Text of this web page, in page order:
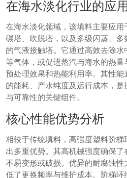
在海水淡化行业的应
在海水淡化领域，该填料主要应
碳塔、吹脱塔，以及多级闪蒸、
的气液接触塔。它通过高效去除
等气体，或促进蒸汽与海水的热
预处理效果和热能利用率。其性
的能耗、产水纯度及运行成本，
与可靠性的关键组件。
核心性能优势分析
相较于传统填料，高强度塑料阶
出多重优势。其高机械强度确保
不易变形或破损。优异的耐腐蚀
低了更换频率与维护成本。阶梯